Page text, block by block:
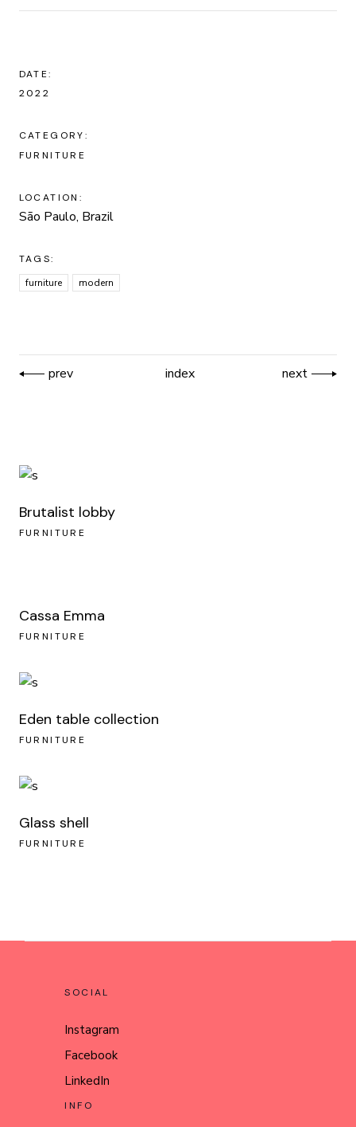
DATE:
2022
CATEGORY:
FURNITURE
LOCATION:
São Paulo, Brazil
TAGS:
furniture
modern
prev index next
Brutalist lobby
FURNITURE
Cassa Emma
FURNITURE
Eden table collection
FURNITURE
Glass shell
FURNITURE
SOCIAL
Instagram
Facebook
LinkedIn
INFO